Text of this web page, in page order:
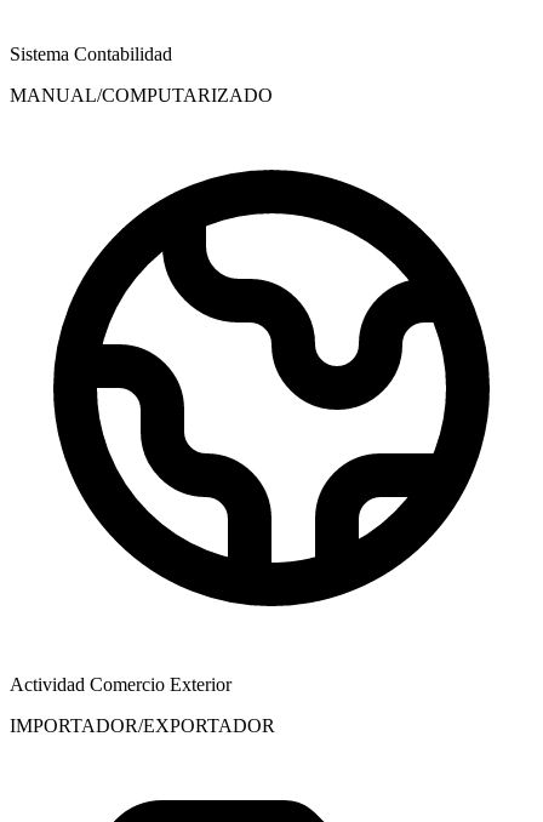
Sistema Contabilidad
MANUAL/COMPUTARIZADO
Actividad Comercio Exterior
IMPORTADOR/EXPORTADOR